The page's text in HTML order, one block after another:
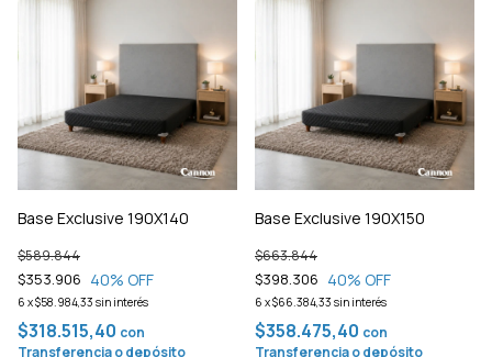
Base Exclusive 190X140
$353.906
$589.844
40% OFF
6 x$58.984,33 sin interés
$318.515,40 con
Transferencia o depósito
Base Exclusive 190X150
$398.306
$663.844
40% OFF
6 x$66.384,33 sin interés
$358.475,40 con
Transferencia o depósito